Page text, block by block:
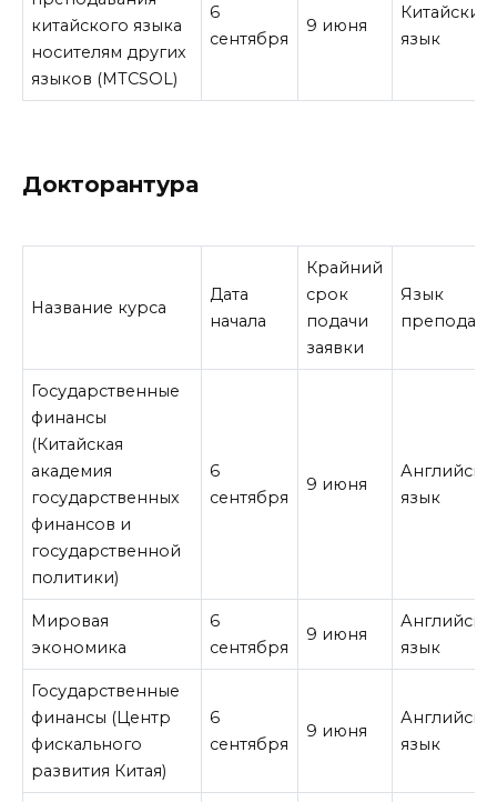
китайского языка
носителям других
языков (MTCSOL)
6
сентября
9 июня
Китайский
язык
Докторантура
Название курса
Дата
начала
Крайний
срок
подачи
заявки
Язык
Государственные
финансы
(Китайская
академия
государственных
финансов и
государственной
политики)
6
сентября
9 июня
язык
Мировая
экономика
6
сентября
9 июня
язык
Государственные
финансы (Центр
фискального
развития Китая)
6
сентября
9 июня
язык